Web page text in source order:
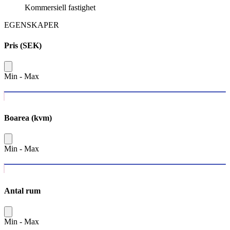
Kommersiell fastighet
EGENSKAPER
Pris (SEK)
Min - Max
Boarea (kvm)
Min - Max
Antal rum
Min - Max